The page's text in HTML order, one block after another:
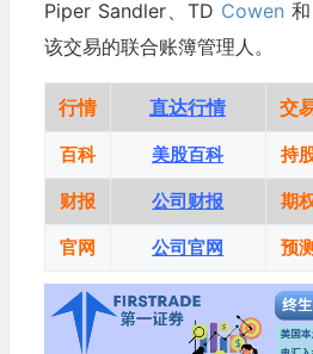
Piper Sandler、TD Cowen 和
该交易的联合账簿管理人。
行情 直达行情 交
百科 美股百科 持
财报 公司财报 期
官网 公司官网 预